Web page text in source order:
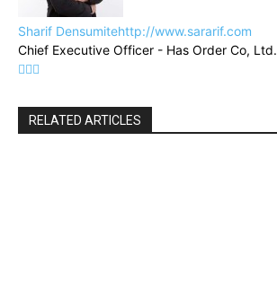
Sharif Densumitehttp://www.sararif.com
Chief Executive Officer - Has Order Co, Ltd.
RELATED ARTICLES